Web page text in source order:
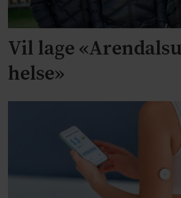
Vil lage
helse»